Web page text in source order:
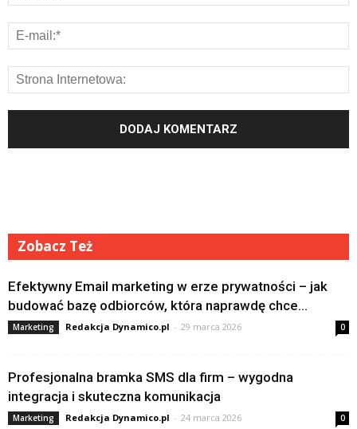
Zobacz Też
Efektywny Email marketing w erze prywatności – jak
budować bazę odbiorców, która naprawdę chce...
Marketing Redakcja Dynamico.pl - 29 marca 2026 0
Profesjonalna bramka SMS dla firm – wygodna
integracja i skuteczna komunikacja
Marketing Redakcja Dynamico.pl - 24 marca 2026 0